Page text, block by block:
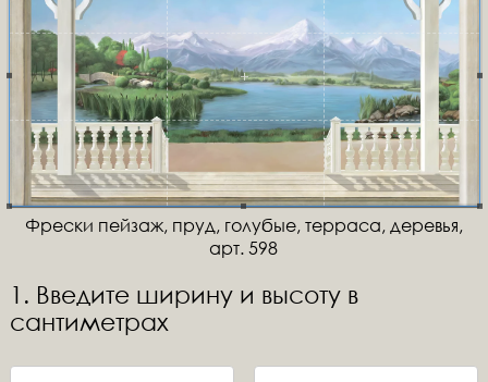
Фрески пейзаж, пруд, голубые, терраса, деревья,
арт. 598
1. Введите ширину и высоту в
сантиметрах